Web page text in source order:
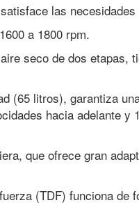
las
a 1800 rpm.
seco de dos etapas,
(65 litros), garantiza
hacia adelante y
que ofrece gran
(TDF) funciona de